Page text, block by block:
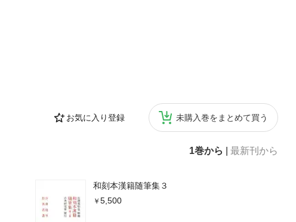
お気に入り登録 未購入巻をまとめて買う
1巻から 最新刊から
和刻本漢籍随筆集３
5,500